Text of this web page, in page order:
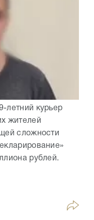
летний курьер
жителей
сложности
рублей.